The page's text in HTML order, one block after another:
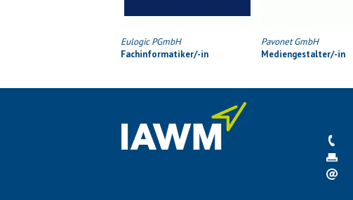
Eulogic PGmbH
Fachinformatiker/-in
Pavonet GmbH
Mediengestalter/-in